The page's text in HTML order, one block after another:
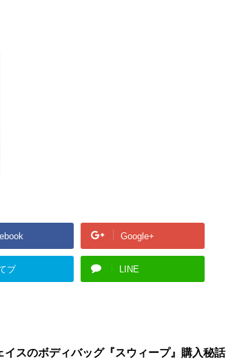
Google+
ブ LINE
イスのボディバッグ『スウィープ』購入秘話